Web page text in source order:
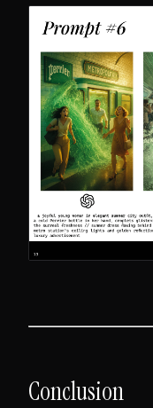
Conclusion